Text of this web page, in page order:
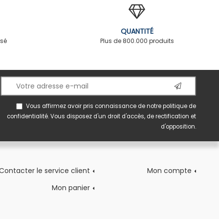
QUANTITÉ
Plus de 800.000 produits
Vous affirmez avoir pris connaissance de notrepolitique de
confidentialité. Vous disposez d'un droit d'accès, de rectification et
d'opposition.
le service client
Mon compte
Mon panier